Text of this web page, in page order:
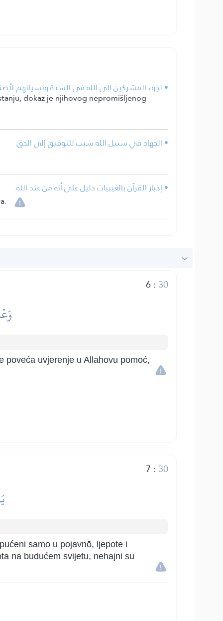
• لجوء المشركين إلى الله في الشدة ونسيانهم
dokaz je njihovog nepromišljenog
• الجهاد في سبيل الله سبب للتوفيق إلى الحق.
• إخبار القرآن بالغيبيات دليل على أنه من عند الله.
6: 30
poveća uvjerenje u Allahovu pomoć,
7 : 30
samo u pojavnō, ljepote i
na budućem svijetu, nehajni su